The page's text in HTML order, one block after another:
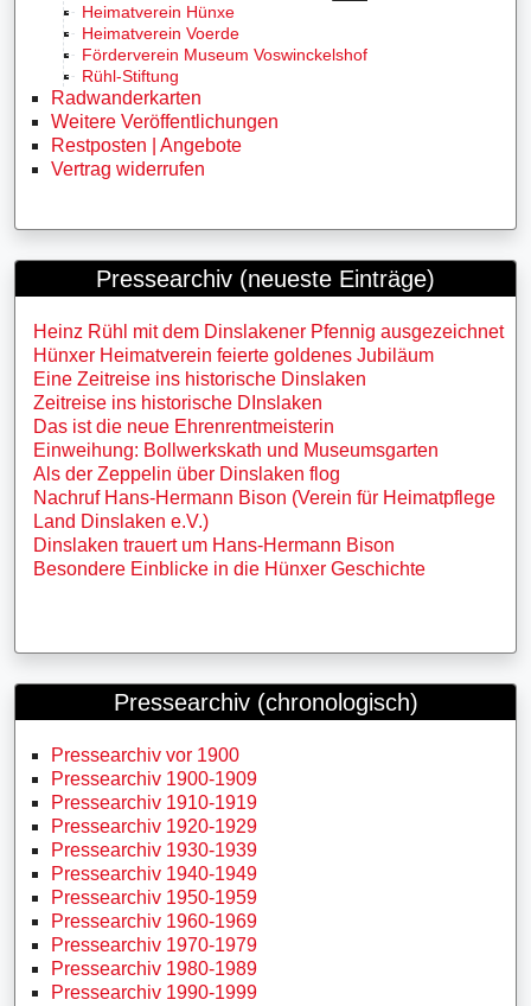
Heimatverein Hünxe
Heimatverein Voerde
Förderverein Museum Voswinckelshof
Rühl-Stiftung
Radwanderkarten
Weitere Veröffentlichungen
Restposten | Angebote
Vertrag widerrufen
Pressearchiv (neueste Einträge)
Heinz Rühl mit dem Dinslakener Pfennig ausgezeichnet
Hünxer Heimatverein feierte goldenes Jubiläum
Eine Zeitreise ins historische Dinslaken
Zeitreise ins historische DInslaken
Das ist die neue Ehrenrentmeisterin
Einweihung: Bollwerkskath und Museumsgarten
Als der Zeppelin über Dinslaken flog
Nachruf Hans-Hermann Bison (Verein für Heimatpflege
Land Dinslaken e.V.)
Dinslaken trauert um Hans-Hermann Bison
Besondere Einblicke in die Hünxer Geschichte
Pressearchiv (chronologisch)
Pressearchiv vor 1900
Pressearchiv 1900-1909
Pressearchiv 1910-1919
Pressearchiv 1920-1929
Pressearchiv 1930-1939
Pressearchiv 1940-1949
Pressearchiv 1950-1959
Pressearchiv 1960-1969
Pressearchiv 1970-1979
Pressearchiv 1980-1989
Pressearchiv 1990-1999